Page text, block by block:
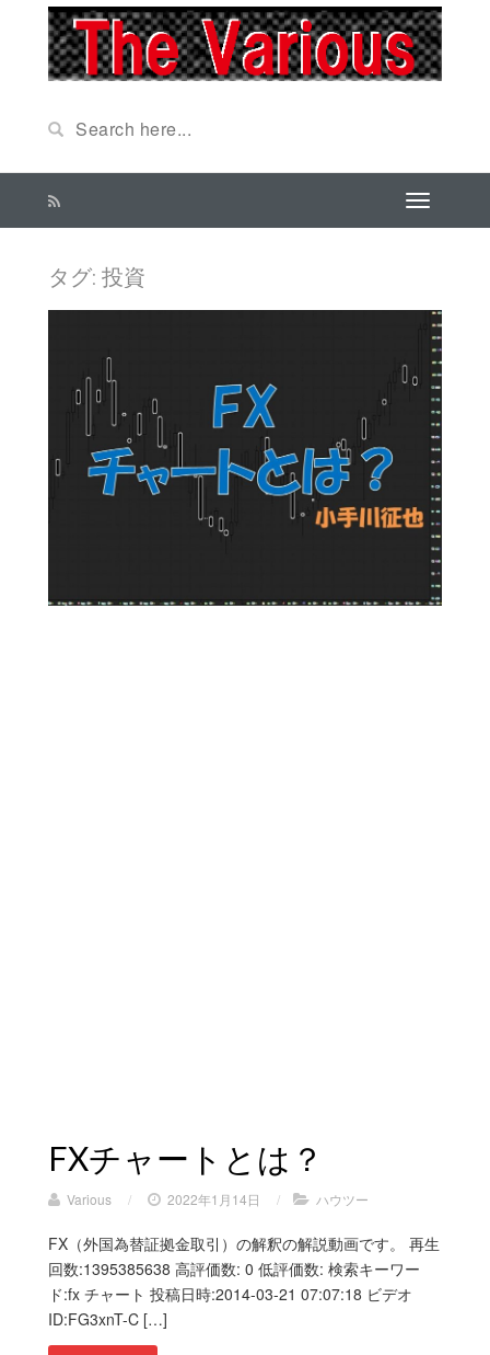
タグ: 投資
FXチャートとは？
Various / 2022年1月14日 / ハウツー
FX（外国為替証拠金取引）の解釈の解説動画です。 再生
回数:1395385638 高評価数: 0 低評価数: 検索キーワー
ド:fx チャート 投稿日時:2014-03-21 07:07:18 ビデオ
ID:FG3xnT-C […]